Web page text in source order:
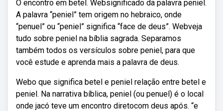
O encontro em betel. Websignificado da palavra peniel.
A palavra “peniel” tem origem no hebraico, onde
“penuel” ou “peniel” significa “face de deus”. Webveja
tudo sobre peniel na bíblia sagrada. Separamos
também todos os versículos sobre peniel, para que
você estude e aprenda mais a palavra de deus.
Webo que significa betel e peniel relação entre betel e
peniel. Na narrativa bíblica, peniel (ou penuel) é o local
onde jacó teve um encontro diretocom deus após. “e